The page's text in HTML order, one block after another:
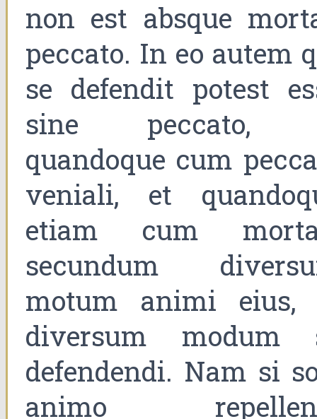
non est absque
peccato. In eo autem
se defendit potest
sine peccato,
quandoque cum
veniali, et
etiam cum
secundum
motum animi eius,
diversum modum
defendendi. Nam si
animo